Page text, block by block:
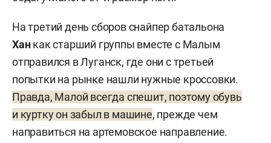
На третий день сборов снайпер батальона
Ханкак старший группы вместе с Малым
отправился в Луганск, где они с третьей
попытки на рынке нашли нужные кроссовки.
Правда, Малой всегда спешит, поэтому обувь
и куртку он забыл в машине, прежде чем
направиться на артемовское направление.